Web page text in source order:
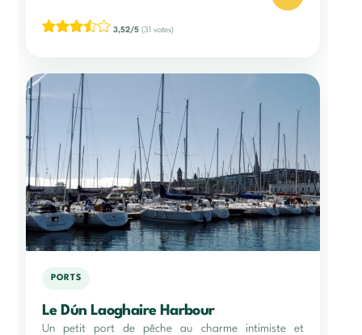
3,52/5 (31 votes)
PORTS
Le Dún Laoghaire Harbour
Un petit port de pêche au charme intimiste et